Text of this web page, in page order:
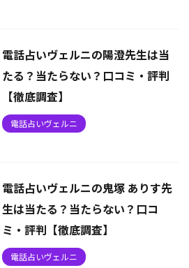
電話占いヴェルニの陽澄先生は当
たる？当たらない？口コミ・評判
【徹底調査】
電話占いヴェルニ
電話占いヴェルニの鬼塚 ありす先
生は当たる？当たらない？口コ
ミ・評判【徹底調査】
電話占いヴェルニ